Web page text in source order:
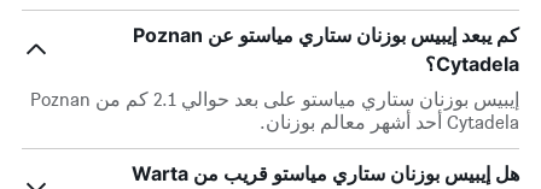
كم يبعد إيبيس بوزنان ستاري مياستو عن Poznan
Cytadela؟
إيبيس بوزنان ستاري مياستو على بعد حوالي 2.1 كم من Poznan
Cytadela أحد أشهر معالم بوزنان.
هل إيبيس بوزنان ستاري مياستو قريب من Warta